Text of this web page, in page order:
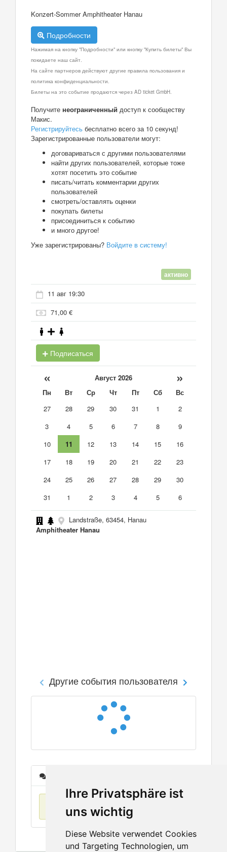
Ihre Privatsphäre ist
uns wichtig
Diese Website verwendet Cookies
und Targeting Technologien, um
Konzert-Sommer Amphitheater Hanau
Подробности
Нажимая на кнопку "Подробности" или кнопку "Купить билеты" Вы
покидаете наш сайт.
На сайте партнеров действуют другие правила пользования и
политика конфиденциальности.
Билеты на это событие продаются через AD ticket GmbH.
Получите неограниченный доступ к сообществу
Макис.
Регистрируйтесь бесплатно всего за 10 секунд!
Зарегистрированные пользователи могут:
договариваться с другими пользователями
найти других пользователей, которые тоже
хотят посетить это событие
писать/читать комментарии других
пользователей
смотреть/оставлять оценки
покупать билеты
присоединиться к событию
и много другое!
Уже зарегистрированы? Войдите в систему!
активно
11 авг 19:30
71,00 €
Подписаться
« Август 2026 »
Пн Вт Ср Чт Пт Сб
Вс
27
28 29 30 31 1
2
3
4 5 6 7 8
9
10
11 12 13 14 15
16
17
18 19 20 21 22
23
24
25 26 27 28 29
30
31
1 2 3 4 5 6
Landstraße, 63454, Hanau
Amphitheater Hanau
Другие события пользователя